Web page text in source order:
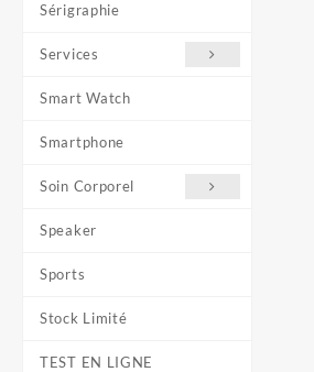
Sérigraphie
Services
Smart Watch
Smartphone
Soin Corporel
Speaker
Sports
Stock Limité
TEST EN LIGNE